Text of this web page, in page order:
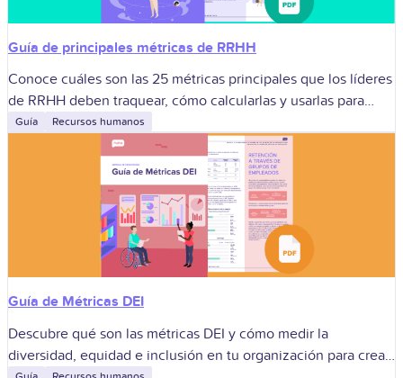
Guía de principales métricas de RRHH
Conoce cuáles son las 25 métricas principales que los líderes
de RRHH deben traquear, cómo calcularlas y usarlas para
mejorar la toma de decisiones.
Guía Recursos humanos
Guía de Métricas DEI
Descubre qué son las métricas DEI y cómo medir la
diversidad, equidad e inclusión en tu organización para crear